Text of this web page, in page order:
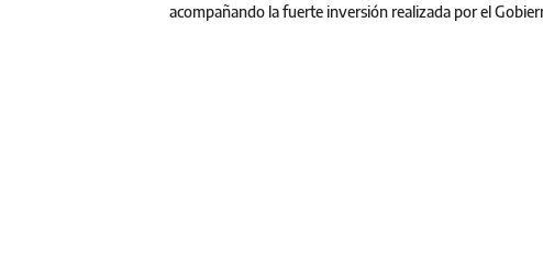
acompañando la fuerte inversión realizada por el